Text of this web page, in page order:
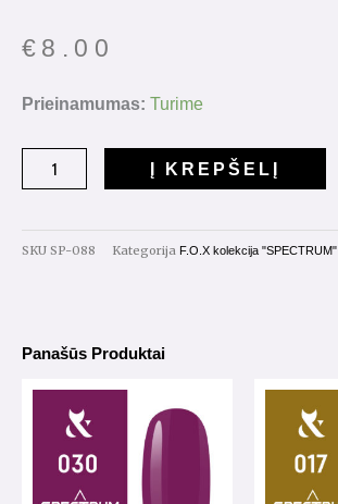
€ 8.00
Prieinamumas: Turime
produkto
lakas
7ml.
Į KREPŠELĮ
SKU SP-088 Kategorija F.O.X kolekcija "SPECTRUM"
Panašūs Produktai